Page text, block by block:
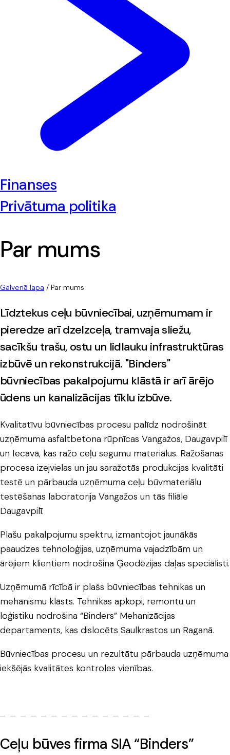
Finanses
Privātuma politika
Par mums
Galvenā lapa / Par mums
Līdztekus ceļu būvniecībai, uzņēmumam ir
pieredze arī dzelzceļa, tramvaja sliežu,
sacīkšu trašu, ostu un lidlauku infrastruktūras
izbūvē un rekonstrukcijā. "Binders"
būvniecības pakalpojumu klāstā ir arī ārējo
ūdens un kanalizācijas tīklu izbūve.
Kvalitatīvu būvniecības procesu palīdz nodrošināt
uzņēmuma asfaltbetona rūpnīcas Vangažos, Daugavpilī
un Iecavā, kas ražo ceļu segumu materiālus. Ražošanas
procesa izejvielas un jau saražotās produkcijas kvalitāti
testē un pārbauda uzņēmuma ceļu būvmateriālu
testēšanas laboratorija Vangažos un tās filiāle
Daugavpilī.
Plašu pakalpojumu spektru, izmantojot jaunākās
paaudzes tehnoloģijas, uzņēmuma vajadzībām un
ārējiem klientiem nodrošina Ģeodēzijas daļas speciālisti.
Uzņēmumā rīcībā ir plašs būvniecības tehnikas un
mehānismu klāsts. Tehnikas apkopi, remontu un
loģistiku nodrošina “Binders” Mehanizācijas
departaments, kas dislocēts Saulkrastos un Raganā.
Būvniecības procesu un rezultātu pārbauda uzņēmuma
iekšējās kvalitātes kontroles vienības.
Ceļu būves firma SIA “Binders”